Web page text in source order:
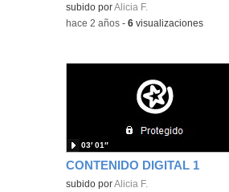
subido porAlicia F.
-hace 2 años -6 visualizaciones
CONTENIDO DIGITAL 1
subido porAlicia F.
03′ 01″